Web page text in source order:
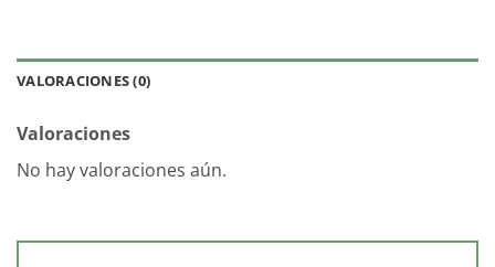
VALORACIONES (0)
Valoraciones
No hay valoraciones aún.